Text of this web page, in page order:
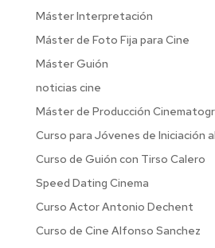
Máster Interpretación
Máster de Foto Fija para Cine
Máster Guión
noticias cine
Máster de Producción
Curso para Jóvenes de Iniciación
Curso de Guión con Tirso Calero
Speed Dating Cinema
Curso Actor Antonio Dechent
Curso de Cine Alfonso Sanchez